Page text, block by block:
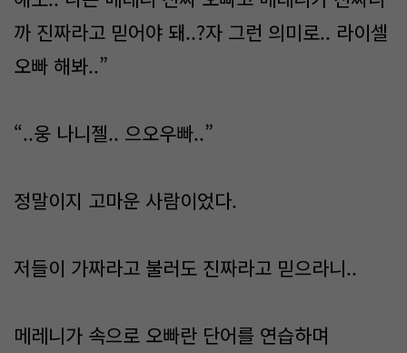
까 진짜라고 믿어야 돼..?자 그런 의미로.. 라이셀
오빠 해봐..”
“..웅 나니젤.. 으오우빠..”
정말이지 고마운 사람이었다.
저들이 가짜라고 불러도 진짜라고 믿으라니..
메레니가 속으로 오빠란 단어를 연습하며